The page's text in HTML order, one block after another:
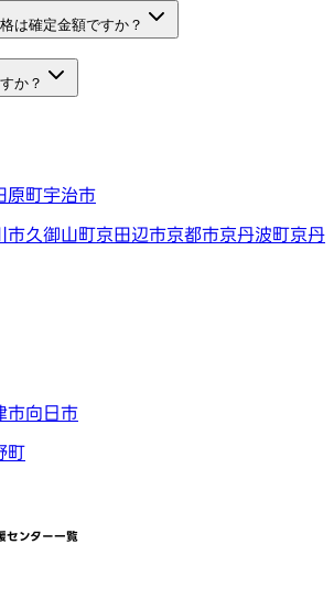
は確定金額ですか？
か？
原町宇治市
市久御山町京田辺市京都市京丹波町京丹
市向日市
町
センター一覧